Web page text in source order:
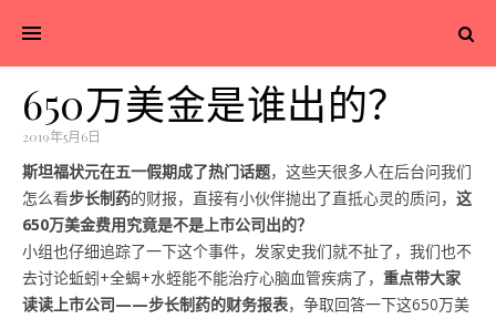
650万美金是谁出的？
2019年5月6日
斯坦福状元在五一假期成了热门话题，这些天很多人在后台问我们
怎么看步长制药的财报，直接有小伙伴抛出了直抵心灵的质问， 这
650万美金费用究竟是不是上市公司出的？
小组也仔细追踪了一下这个事件，发家史我们就不扯了，我们也不
去讨论蚯蚓+全蝎+水蛭能不能治疗心脑血管疾病了， 重点带大家
读读上市公司——步长制药的财务报表，争取回答一下这650万美